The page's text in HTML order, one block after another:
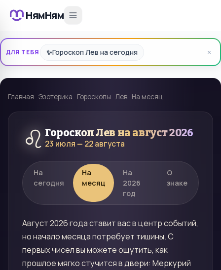
НямНям
ДЛЯ ТЕБЯ ✨Гороскоп Лев на сегодня ×
Главная · Эзотерика · Гороскопы · Лев · На месяц
♌ ГороскопЛев на август 2026
23 июля — 22 августа
На
сегодня
На
месяц
На
2026
год
О
знаке
Август 2026 года ставит вас в центр событий,
но начало месяца потребует тишины. С
первых чисел вы можете ощутить, как
прошлое мягко стучится в двери: Меркурий